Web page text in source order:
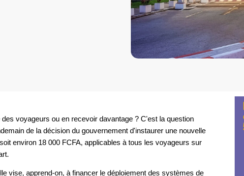
voyageurs ou en recevoir davantage ? C'est la question
de la décision du gouvernement d'instaurer une nouvelle
environ 18 000 FCFA, applicables à tous les voyageurs sur
vise, apprend-on, à financer le déploiement des systèmes de